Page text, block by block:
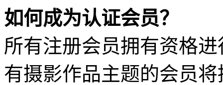
如何成为认证会员？
所有注册会员拥有资格
有摄影作品主题的会员